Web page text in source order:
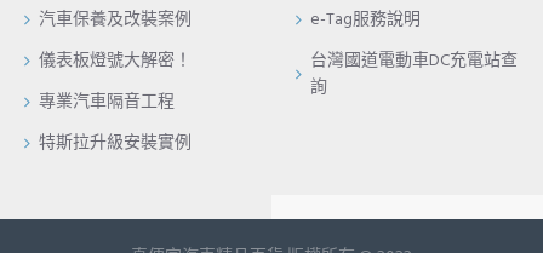
汽車保養及改裝案例
儀表板燈號大解密！
專業汽車隔音工程
特斯拉升級安裝實例
e-Tag服務說明
台灣國道電動車DC充電站查
詢